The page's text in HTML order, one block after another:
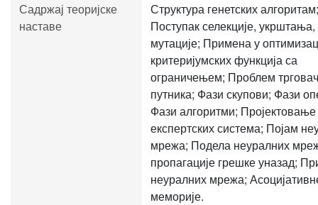
Садржај теоријске
наставе
Структура генетских алгоритам;
Поступак селекције, укрштања,
мутације; Примена у
критеријумских функција са
ограничењем; Проблем
путника; Фази скупови; Фази
Фази алгоритми;
експертских система; Појам
мрежа; Подела неуралних
пропагације грешке уназад;
неуралних мрежа;
меморије.